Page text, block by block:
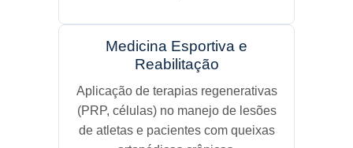
Medicina Esportiva e
Reabilitação
Aplicação de terapias regenerativas
(PRP, células) no manejo de lesões
de atletas e pacientes com queixas